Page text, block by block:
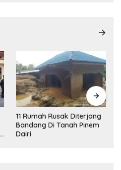
11 Rumah Rusak Diterjang
Bandang Di Tanah Pinem
Dairi